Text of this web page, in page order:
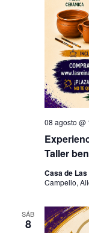
Taller
08 agosto @
Casa de
Campello,
SÁB
8